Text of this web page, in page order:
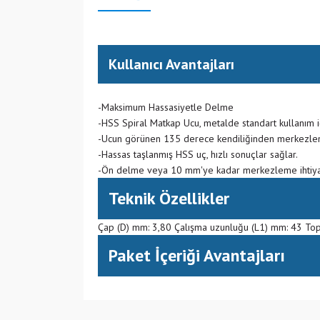
Kullanıcı Avantajları
-Maksimum Hassasiyetle Delme
-HSS Spiral Matkap Ucu, metalde standart
-Ucun görünen 135 derece kendiliğinden
-Hassas taşlanmış HSS uç, hızlı sonuçlar sağlar.
-Ön delme veya 10 mm'ye kadar merkezleme
Teknik Özellikler
Çap (D) mm: 3,80 Çalışma uzunluğu (L1) mm: 43
Paket İçeriği Avantajları